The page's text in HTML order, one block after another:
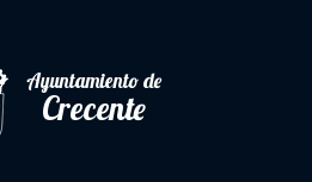
Ayuntamiento de
Crecente